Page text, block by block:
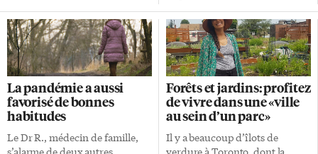
Il voit enfin le jour et pourrait
sortir d’ici la fin de l’année.
Dans ce film bilingue, on suit
naturellement des personnages
parler en français et en anglais
en fonction du contexte dans
lequel ils se trouvent. Le
quotidien bilingue des Franco-
Ontariens Le film est tiré de la
pièce de Jocelyne Beaulieu J’ai
Lacs. Il y traite d’un sujet
difficile: les viols de guerre. Il
ne l’a pas fait pour accuser les
agresseurs, mais pour donner la
parole aux victimes. « C’était un
privilège de les écouter se
confier », dit-il. Il a éprouvé le
besoin de sensibiliser à ces
crimes, qui sont davantage
connus […]
La pandémie a aussi
favorisé de bonnes
habitudes
Le Dr R., médecin de famille,
s’alarme de deux autres
Forêts et jardins: profitez
de vivre dans une «ville
au sein d’un parc»
Il y a beaucoup d’îlots de
verdure à Toronto, dont la